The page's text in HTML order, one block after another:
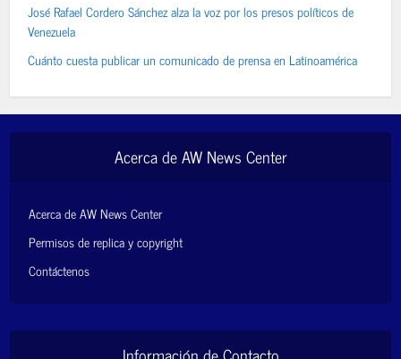
José Rafael Cordero Sánchez alza la voz por los presos políticos de
Venezuela
Cuánto cuesta publicar un comunicado de prensa en Latinoamérica
Acerca de AW News Center
Acerca de AW News Center
Permisos de replica y copyright
Contáctenos